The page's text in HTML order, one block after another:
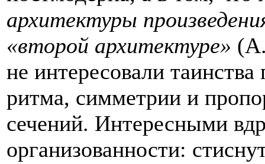
архитектуры
«второй архитектуре»
не интересовали
ритма, симметрии и
сечений. Интересными
организованности: